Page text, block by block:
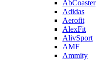
AbCoaster
Adidas
Aerofit
AlexFit
AlivSport
AMF
Ammity